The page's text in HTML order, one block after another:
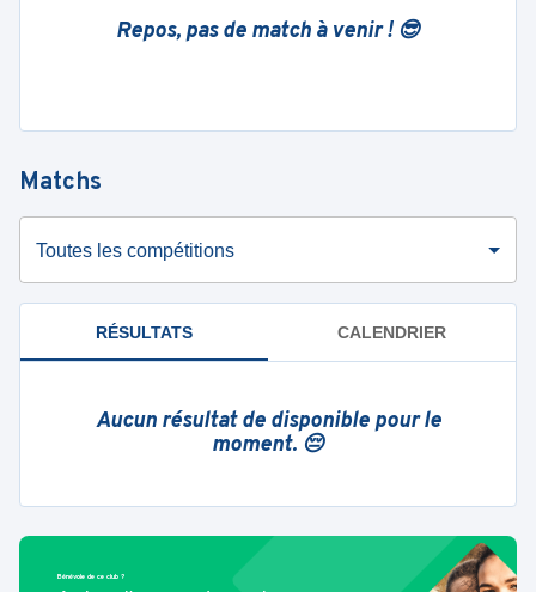
Repos, pas de match à venir ! 😎
Matchs
Toutes les compétitions
RÉSULTATS CALENDRIER
Aucun résultat de disponible pour le
moment. 😔
Bénévole de ce club ?